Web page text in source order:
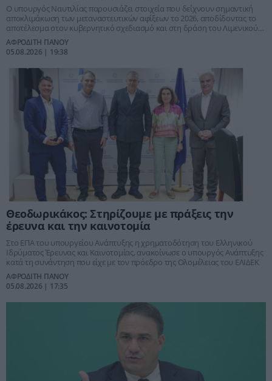
Ο υπουργός Ναυτιλίας παρουσιάζει στοιχεία που δείχνουν σημαντική
αποκλιμάκωση των μεταναστευτικών αφίξεων το 2026, αποδίδοντας το
αποτέλεσμα στον κυβερνητικό σχεδιασμό και στη δράση του Λιμενικού
Σώματος. Ιδιαίτερα μεγάλη η μείωση των ροών από την Τουρκία.
ΑΦΡΟΔΙΤΗ ΠΑΝΟΥ
05.08.2026 | 19:38
Θεοδωρικάκος: Στηρίζουμε με πράξεις την
έρευνα και την καινοτομία
Στο ΕΠΑ του υπουργείου Ανάπτυξης η χρηματοδότηση του Ελληνικού
Ιδρύματος Έρευνας και Καινοτομίας, ανακοίνωσε ο υπουργός Ανάπτυξης
κατά τη συνάντηση που είχε με τον πρόεδρο της Ολομέλειας του ΕΛΙΔΕΚ
ΑΦΡΟΔΙΤΗ ΠΑΝΟΥ
05.08.2026 | 17:35